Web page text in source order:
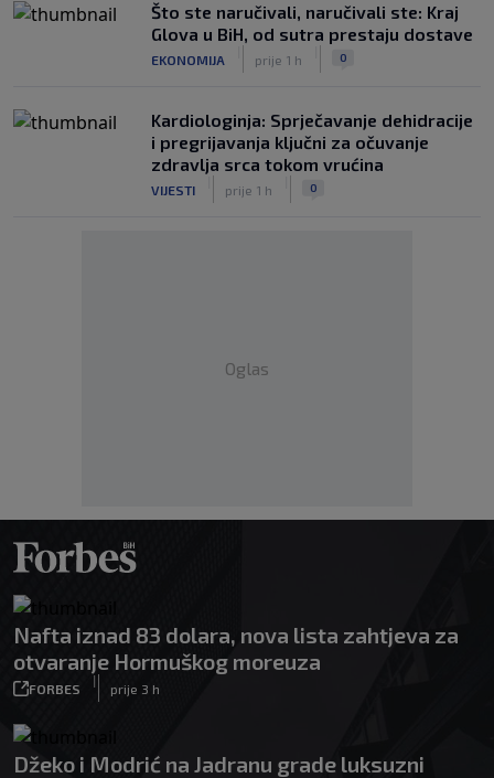
Što ste naručivali, naručivali ste: Kraj
Glova u BiH, od sutra prestaju dostave
EKONOMIJA prije 1 h 0
Kardiologinja: Sprječavanje dehidracije
i pregrijavanja ključni za očuvanje
zdravlja srca tokom vrućina
VIJESTI prije 1 h 0
Oglas
Nafta iznad 83 dolara, nova lista zahtjeva za
otvaranje Hormuškog moreuza
FORBES
|
prije 3 h
Džeko i Modrić na Jadranu grade luksuzni